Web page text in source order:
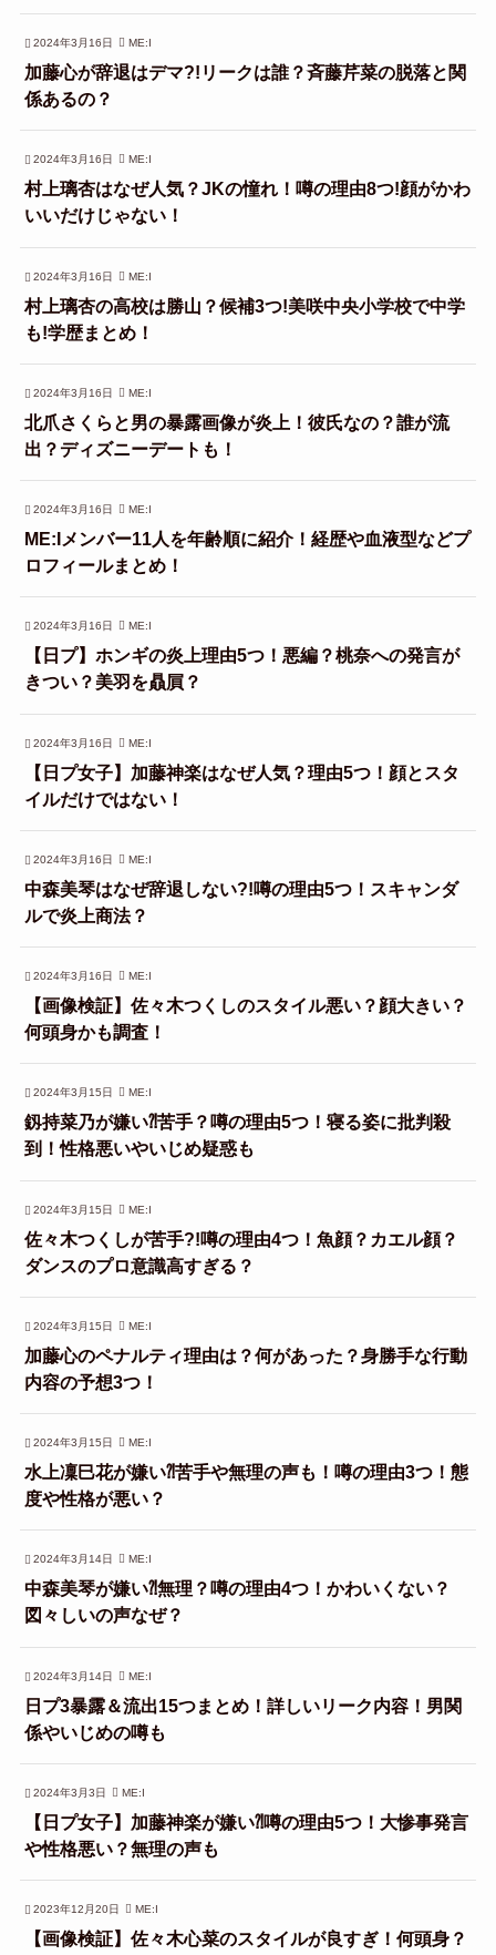
2024年3月16日 ME:I
加藤心が辞退はデマ?!リークは誰？斉藤芹菜の脱落と関
係あるの？
2024年3月16日 ME:I
村上璃杏はなぜ人気？JKの憧れ！噂の理由8つ!顔がかわ
いいだけじゃない！
2024年3月16日 ME:I
村上璃杏の高校は勝山？候補3つ!美咲中央小学校で中学
も!学歴まとめ！
2024年3月16日 ME:I
北爪さくらと男の暴露画像が炎上！彼氏なの？誰が流
出？ディズニーデートも！
2024年3月16日 ME:I
ME:Iメンバー11人を年齢順に紹介！経歴や血液型などプ
ロフィールまとめ！
2024年3月16日 ME:I
【日プ】ホンギの炎上理由5つ！悪編？桃奈への発言が
きつい？美羽を贔屓？
2024年3月16日 ME:I
【日プ女子】加藤神楽はなぜ人気？理由5つ！顔とスタ
イルだけではない！
2024年3月16日 ME:I
中森美琴はなぜ辞退しない?!噂の理由5つ！スキャンダ
ルで炎上商法？
2024年3月16日 ME:I
【画像検証】佐々木つくしのスタイル悪い？顔大きい？
何頭身かも調査！
2024年3月15日 ME:I
釼持菜乃が嫌い⁈苦手？噂の理由5つ！寝る姿に批判殺
到！性格悪いやいじめ疑惑も
2024年3月15日 ME:I
佐々木つくしが苦手?!噂の理由4つ！魚顔？カエル顔？
ダンスのプロ意識高すぎる？
2024年3月15日 ME:I
加藤心のペナルティ理由は？何があった？身勝手な行動
内容の予想3つ！
2024年3月15日 ME:I
水上凜巳花が嫌い⁈苦手や無理の声も！噂の理由3つ！態
度や性格が悪い？
2024年3月14日 ME:I
中森美琴が嫌い⁈無理？噂の理由4つ！かわいくない？
図々しいの声なぜ？
2024年3月14日 ME:I
日プ3暴露＆流出15つまとめ！詳しいリーク内容！男関
係やいじめの噂も
2024年3月3日 ME:I
【日プ女子】加藤神楽が嫌い⁈噂の理由5つ！大惨事発言
や性格悪い？無理の声も
2023年12月20日 ME:I
【画像検証】佐々木心菜のスタイルが良すぎ！何頭身？